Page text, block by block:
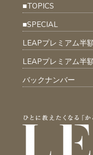
■TOPICS
■SPECIAL
LEAPプレミアム半
LEAPプレミアム半
バックナンバー